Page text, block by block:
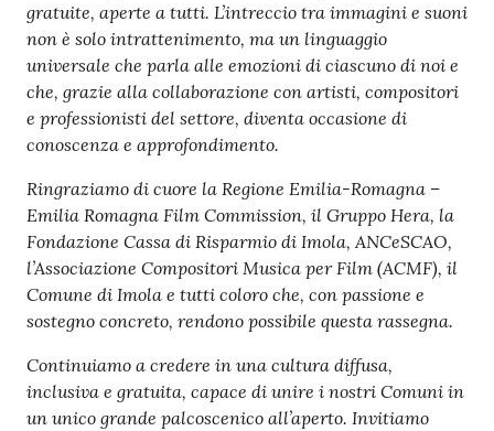
gratuite, aperte a tutti. L’intreccio tra immagini e suoni
non è solo intrattenimento, ma un linguaggio
universale che parla alle emozioni di ciascuno di noi e
che, grazie alla collaborazione con artisti, compositori
e professionisti del settore, diventa occasione di
conoscenza e approfondimento.
Ringraziamo di cuore la Regione Emilia-Romagna –
Emilia Romagna Film Commission, il Gruppo Hera, la
Fondazione Cassa di Risparmio di Imola, ANCeSCAO,
l’Associazione Compositori Musica per Film (ACMF), il
Comune di Imola e tutti coloro che, con passione e
sostegno concreto, rendono possibile questa rassegna.
Continuiamo a credere in una cultura diffusa,
inclusiva e gratuita, capace di unire i nostri Comuni in
un unico grande palcoscenico all’aperto. Invitiamo